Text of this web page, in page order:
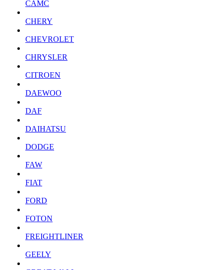
CAMC
CHERY
CHEVROLET
CHRYSLER
CITROEN
DAEWOO
DAF
DAIHATSU
DODGE
FAW
FIAT
FORD
FOTON
FREIGHTLINER
GEELY